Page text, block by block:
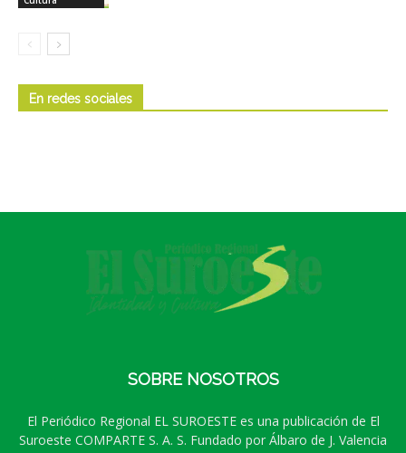
En redes sociales
SOBRE NOSOTROS
El Periódico Regional EL SUROESTE es una publicación de El
Suroeste COMPARTE S. A. S. Fundado por Álbaro de J. Valencia